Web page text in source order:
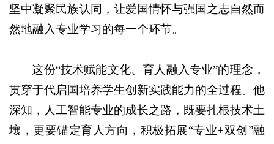
坚中凝聚民族认同，让爱国情怀与强国之志自然而
然地融入专业学习的每一个环节。
这份“技术赋能文化、育人融入专业”的理念，
贯穿于代启国培养学生创新实践能力的全过程。他
深知，人工智能专业的成长之路，既要扎根技术土
壤，更要锚定育人方向，积极拓展“专业+双创”融